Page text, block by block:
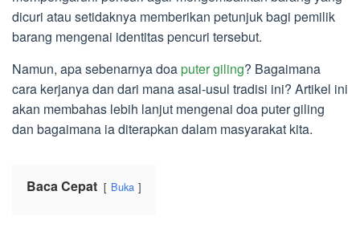
dicuri atau setidaknya memberikan petunjuk bagi pemilik
barang mengenai identitas pencuri tersebut.
Namun, apa sebenarnya doaputer giling? Bagaimana
cara kerjanya dan dari mana asal-usul tradisi ini? Artikel ini
akan membahas lebih lanjut mengenai doa puter giling
dan bagaimana ia diterapkan dalam masyarakat kita.
Baca Cepat Buka